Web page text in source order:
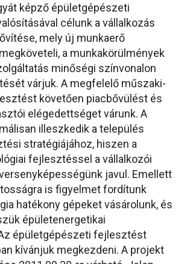
képző épületgépészeti
célunk a vállalkozás
mely új munkaerő
a munkakörülmények
minőségi színvonalon
várjuk. A megfelelő műszaki-
követően piacbővülést és
elégedettséget várunk. A
illeszkedik a település
stratégiájához, hiszen a
fejlesztéssel a vállalkozói
javul. Emellett
is figyelmet fordítunk
hatékony gépeket vásárolunk, és
épületenergetikai
épületgépészeti fejlesztést
kívánjuk megkezdeni. A projekt